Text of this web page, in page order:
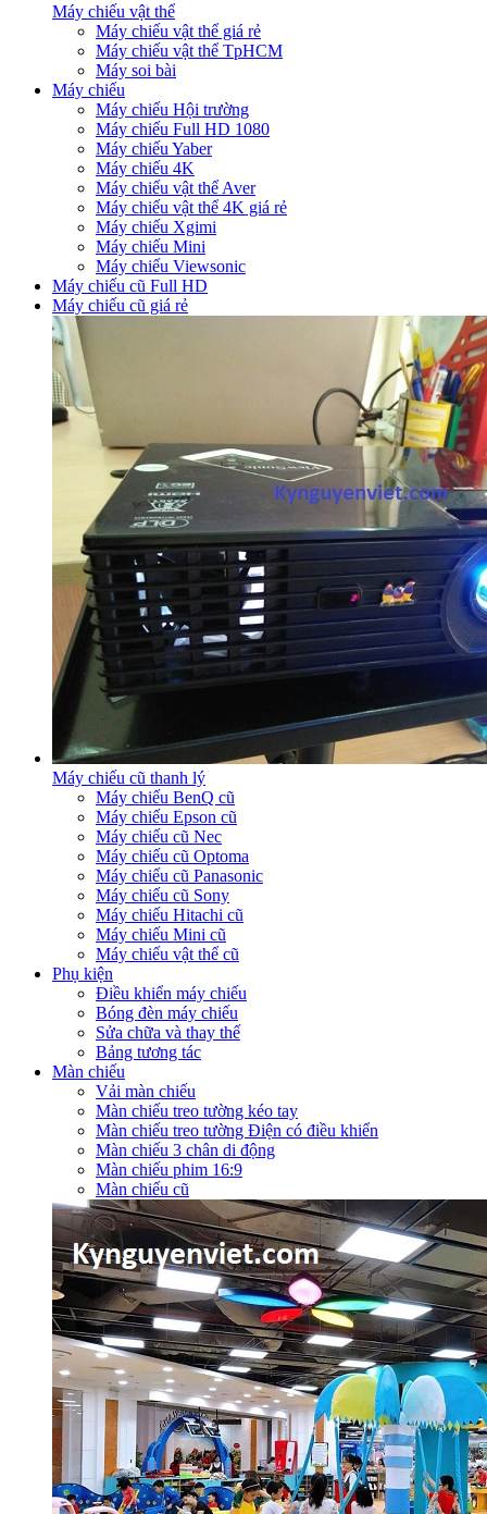
Máy chiếu vật thể
Máy chiếu vật thể giá rẻ
Máy chiếu vật thể TpHCM
Máy soi bài
Máy chiếu
Máy chiếu Hội trường
Máy chiếu Full HD 1080
Máy chiếu Yaber
Máy chiếu 4K
Máy chiếu vật thể Aver
Máy chiếu vật thể 4K giá rẻ
Máy chiếu Xgimi
Máy chiếu Mini
Máy chiếu Viewsonic
Máy chiếu cũ Full HD
Máy chiếu cũ giá rẻ
Máy chiếu cũ thanh lý
Máy chiếu BenQ cũ
Máy chiếu Epson cũ
Máy chiếu cũ Nec
Máy chiếu cũ Optoma
Máy chiếu cũ Panasonic
Máy chiếu cũ Sony
Máy chiếu Hitachi cũ
Máy chiếu Mini cũ
Máy chiếu vật thể cũ
Phụ kiện
Điều khiển máy chiếu
Bóng đèn máy chiếu
Sửa chữa và thay thế
Bảng tương tác
Màn chiếu
Vải màn chiếu
Màn chiếu treo tường kéo tay
Màn chiếu treo tường Điện có điều khiển
Màn chiếu 3 chân di động
Màn chiếu phim 16:9
Màn chiếu cũ